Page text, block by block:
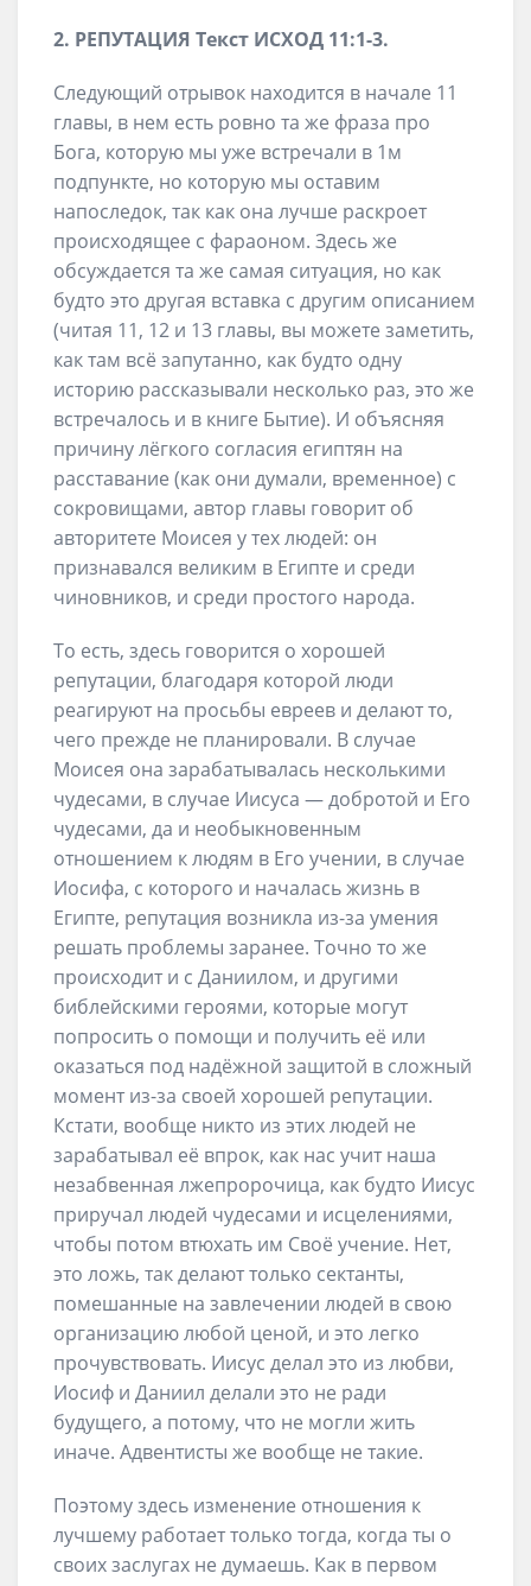
2. РЕПУТАЦИЯ Текст ИСХОД 11:1-3.
Следующий отрывок находится в начале 11
главы, в нем есть ровно та же фраза про
Бога, которую мы уже встречали в 1м
подпункте, но которую мы оставим
напоследок, так как она лучше раскроет
происходящее с фараоном. Здесь же
обсуждается та же самая ситуация, но как
будто это другая вставка с другим описанием
(читая 11, 12 и 13 главы, вы можете заметить,
как там всё запутанно, как будто одну
историю рассказывали несколько раз, это же
встречалось и в книге Бытие). И объясняя
причину лёгкого согласия египтян на
расставание (как они думали, временное) с
сокровищами, автор главы говорит об
авторитете Моисея у тех людей: он
признавался великим в Египте и среди
чиновников, и среди простого народа.
То есть, здесь говорится о хорошей
репутации, благодаря которой люди
реагируют на просьбы евреев и делают то,
чего прежде не планировали. В случае
Моисея она зарабатывалась несколькими
чудесами, в случае Иисуса — добротой и Его
чудесами, да и необыкновенным
отношением к людям в Его учении, в случае
Иосифа, с которого и началась жизнь в
Египте, репутация возникла из-за умения
решать проблемы заранее. Точно то же
происходит и с Даниилом, и другими
библейскими героями, которые могут
попросить о помощи и получить её или
оказаться под надёжной защитой в сложный
момент из-за своей хорошей репутации.
Кстати, вообще никто из этих людей не
зарабатывал её впрок, как нас учит наша
незабвенная лжепророчица, как будто Иисус
приручал людей чудесами и исцелениями,
чтобы потом втюхать им Своё учение. Нет,
это ложь, так делают только сектанты,
помешанные на завлечении людей в свою
организацию любой ценой, и это легко
прочувствовать. Иисус делал это из любви,
Иосиф и Даниил делали это не ради
будущего, а потому, что не могли жить
иначе. Адвентисты же вообще не такие.
Поэтому здесь изменение отношения к
лучшему работает только тогда, когда ты о
своих заслугах не думаешь. Как в первом